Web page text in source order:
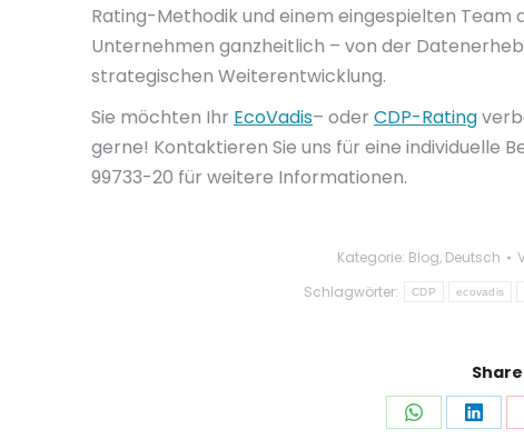
Rating-Methodik und einem eingespielten Team
Unternehmen ganzheitlich – von der
strategischen Weiterentwicklung.
Sie möchten Ihr EcoVadis– oder CDP-Rating
gerne! Kontaktieren Sie uns für eine individuelle
99733-20 für weitere Informationen.
Kategorie: Blog, Deutsch
Schlagwörter:
CDP ecovadis
Auf Auf